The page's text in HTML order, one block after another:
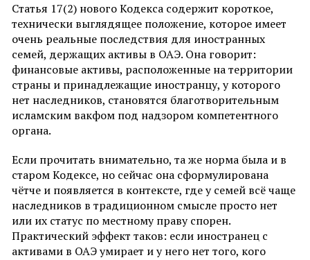
Статья 17(2) нового Кодекса содержит короткое,
технически выглядящее положение, которое имеет
очень реальные последствия для иностранных
семей, держащих активы в ОАЭ. Она говорит:
финансовые активы, расположенные на территории
страны и принадлежащие иностранцу, у которого
нет наследников, становятся благотворительным
исламским вакфом под надзором компетентного
органа.
Если прочитать внимательно, та же норма была и в
старом Кодексе, но сейчас она сформулирована
чётче и появляется в контексте, где у семей всё чаще
наследников в традиционном смысле просто нет
или их статус по местному праву спорен.
Практический эффект таков: если иностранец с
активами в ОАЭ умирает и у него нет того, кого